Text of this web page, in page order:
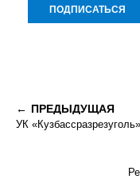
ПРЕДЫДУЩАЯ
УК